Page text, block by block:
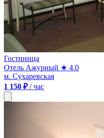
Гостиница
Отель Ажурный ★ 4.0
м. Сухаревская
1 150 ₽/ час